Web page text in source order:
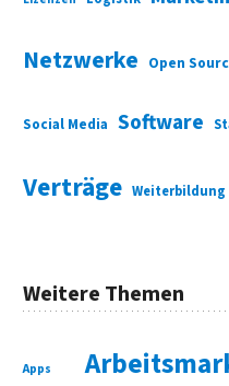
Netzwerke Open
Social Media Software
Verträge Weiterbildung
Weitere Themen
Apps